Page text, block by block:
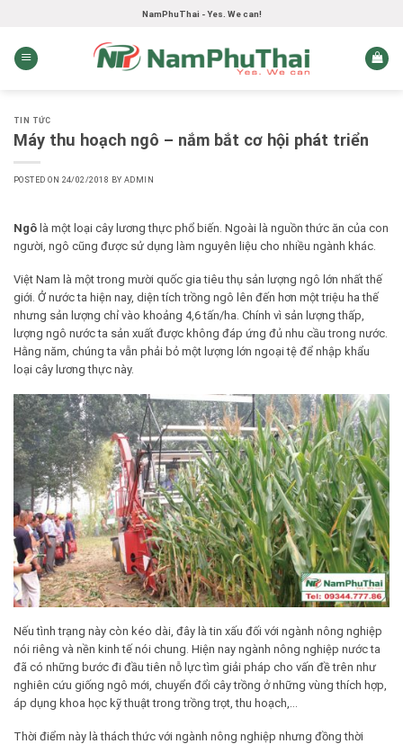
content
NamPhuThai - Yes. We can!
TIN TỨC
Máy thu hoạch ngô – nắm bắt cơ hội phát triển
POSTED ON 24/02/2018 BY ADMIN
Ngô là một loại cây lương thực phổ biến. Ngoài là nguồn thức ăn của con
người, ngô cũng được sử dụng làm nguyên liệu cho nhiều ngành khác.
Việt Nam là một trong mười quốc gia tiêu thụ sản lượng ngô lớn nhất thế
giới. Ở nước ta hiện nay, diện tích trồng ngô lên đến hơn một triệu ha thế
nhưng sản lượng chỉ vào khoảng 4,6 tấn/ha. Chính vì sản lượng thấp,
lượng ngô nước ta sản xuất được không đáp ứng đủ nhu cầu trong nước.
Hằng năm, chúng ta vẫn phải bỏ một lượng lớn ngoại tệ để nhập khẩu
loại cây lương thực này.
Nếu tình trạng này còn kéo dài, đây là tin xấu đối với ngành nông nghiệp
nói riêng và nền kinh tế nói chung. Hiện nay ngành nông nghiệp nước ta
đã có những bước đi đầu tiên nỗ lực tìm giải pháp cho vấn đề trên như
nghiên cứu giống ngô mới, chuyển đổi cây trồng ở những vùng thích hợp,
áp dụng khoa học kỹ thuật trong trồng trọt, thu hoạch,…
Thời điểm này là thách thức với ngành nông nghiệp nhưng đồng thời